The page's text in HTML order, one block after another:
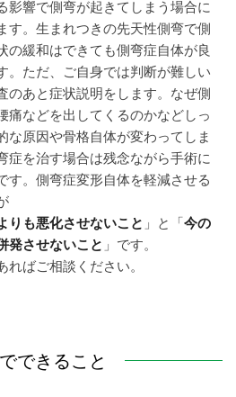
影響で側弯が起きてしまう場合に
す。生まれつきの先天性側弯で側
の緩和はできても側弯症自体が良
。ただ、ご自身では判断が難しい
のあと症状説明をします。なぜ側
痛などを出してくるのかなどしっ
な原因や骨格自体が変わってしま
症を治す場合は残念ながら手術に
す。側弯症変形自体を軽減させる
りも悪化させないこと 」と「今の
発させないこと 」です。
ばご相談ください。
できること